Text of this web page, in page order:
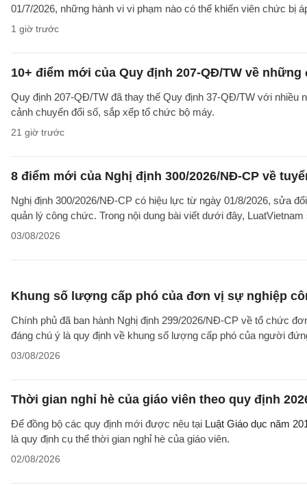
01/7/2026, những hành vi vi phạm nào có thể khiến viên chức bị
1 giờ trước
10+ điểm mới của Quy định 207-QĐ/TW về
Quy định 207-QĐ/TW đã thay thế Quy định 37-QĐ/TW với
cảnh chuyển đổi số, sắp xếp tổ chức bộ máy.
21 giờ trước
8 điểm mới của Nghị định 300/2026/NĐ-CP về
Nghị định 300/2026/NĐ-CP có hiệu lực từ ngày 01/8/2026, sửa
quản lý công chức. Trong nội dung bài viết dưới đây, LuatVietnam
03/08/2026
Khung số lượng cấp phó của đơn vị sự nghiệp
Chính phủ đã ban hành Nghị định 299/2026/NĐ-CP về tổ chức
đáng chú ý là quy định về khung số lượng cấp phó của người
03/08/2026
Thời gian nghỉ hè của giáo viên theo quy định
Để đồng bộ các quy định mới được nêu tại Luật Giáo dục năm
là quy định cụ thể thời gian nghỉ hè của giáo viên.
02/08/2026